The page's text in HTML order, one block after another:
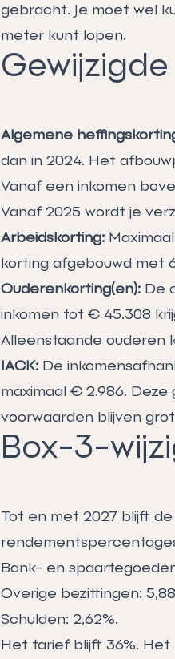
gebracht. Je moet wel
meter kunt lopen.
Algemene
dan in 2024. Het
Vanaf een inkomen
Vanaf 2025 wordt je
Arbeidskorting:
korting afgebouwd met
Ouderenkorting(en):De
inkomen tot € 45.308
Alleenstaande ouderen
IACK:De
maximaal € 2.986.
voorwaarden blijven
Box-3-
Tot en met 2027 blijft
Bank- en
Overige bezittingen:
Schulden: 2,62%.
Het tarief blijft 36%. Het